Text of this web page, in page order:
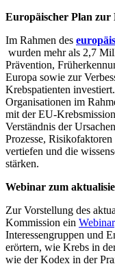
Europäischer Plan zur
Im Rahmen des
wurden mehr als 2,7
Prävention,
Europa sowie zur
Krebspatienten
Organisationen im
mit der EU-
Verständnis der
Prozesse,
vertiefen und die
stärken.
Webinar zum
Zur Vorstellung des
Kommission ein Webinar
Interessengruppen und
erörtern, wie Krebs in
wie der Kodex in der